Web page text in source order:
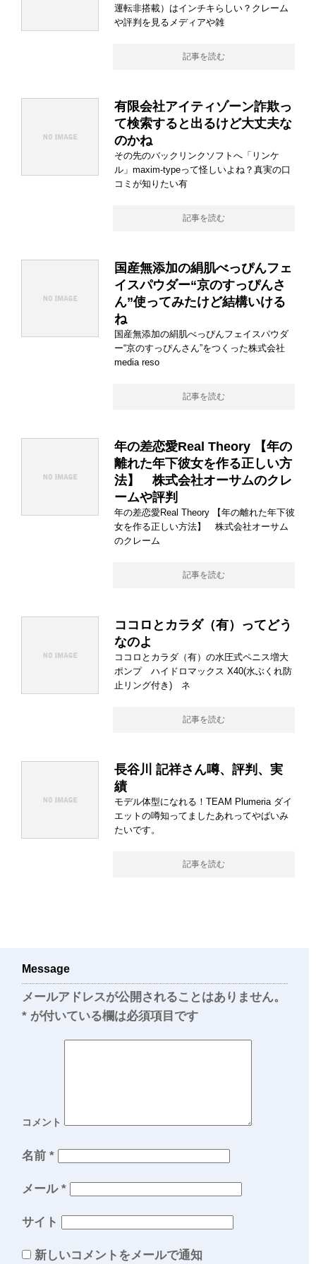
運転非搭載）はインチキらしい？クレーム
や評判を見るメディアや雑
記事を読む
有限会社アイティゾーン詐欺っ
て検索すると出るけど大丈夫な
のかね
その先のバックリンクソフトへ「リンケ
ル」maxim-typeって怪しいよね？真実の口
コミが知りたい有
記事を読む
国産無添加の絹肌べっぴんフェ
イスパウダー“京のすっぴんさ
ん”使ってみたけど結構いける
ね
国産無添加の絹肌べっぴんフェイスパウダ
ー“京のすっぴんさん”をつくった株式会社
media reso
記事を読む
年の差恋愛Real Theory 【年の
離れた年下彼女を作る正しい方
法】 株式会社オーサムのクレ
ームや評判
年の差恋愛Real Theory 【年の離れた年下彼
女を作る正しい方法】 株式会社オーサム
のクレーム
記事を読む
ココロとカラダ（有）ってどう
なのよ
ココロとカラダ（有）の水圧式ペニス増大
ポンプ ハイドロマックス X40(水ぶくれ防
止リング付き) ネ
記事を読む
長谷川 記祥さん噂、評判、実
績
モデル体型になれる！TEAM Plumeria ダイ
エットの噂知ってましたあれってやばいみ
たいです。
記事を読む
Message
メールアドレスが公開されることはありません。
* が付いている欄は必須項目です
コメント
名前 *
メール *
サイト
新しいコメントをメールで通知